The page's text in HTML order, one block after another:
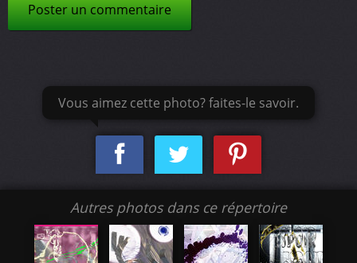
Poster un commentaire
Vous aimez cette photo? faites-le savoir.
Autres photos dans ce répertoire